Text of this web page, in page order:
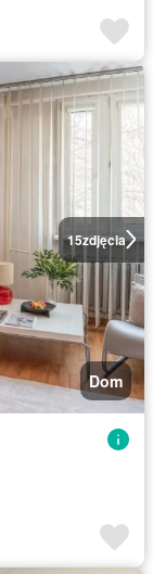
15zdjęcia
Dom